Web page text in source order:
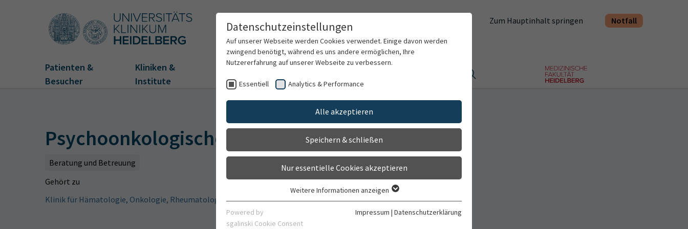
Zum Hauptinhalt springen Notfall
Patienten &
Besucher
Kliniken &
Institute
Psychoonkologische Betreuung
Beratung und Betreuung
Gehört zu
Klinik für Hämatologie, Onkologie, Rheumatologie
Datenschutzeinstellungen
Auf unserer Webseite werden Cookies verwendet. Einige davon werden
zwingend benötigt, während es uns andere ermöglichen, Ihre
Nutzererfahrung auf unserer Webseite zu verbessern.
Essentiell Analytics & Performance
Alle akzeptieren
Speichern & schließen
Nur essentielle Cookies akzeptieren
Essentielle Cookies werden für grundlegende Funktionen der Webseite
benötigt. Dadurch ist gewährleistet, dass die Webseite einwandfrei
Weitere Informationen anzeigen
Powered by
sgalinski Cookie Consent
Impressum | Datenschutzerklärung